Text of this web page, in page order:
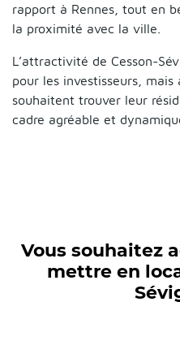
rapport à Rennes, tout en
la proximité avec la ville.
L’attractivité de Cesson-
pour les investisseurs, mais
souhaitent trouver leur
cadre agréable et
Vous souhaitez
mettre en